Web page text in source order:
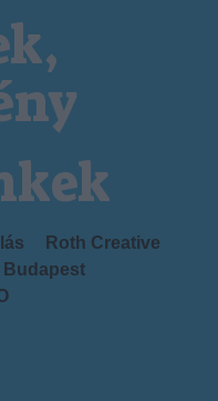
Roth Creative
Budapest